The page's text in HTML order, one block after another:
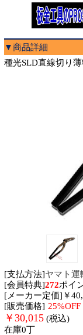
▼商品詳細
種光SLD直線切り
[支払方法]ヤマト運
[会員特典]272ポイ
[メーカー定価]￥
[販売価格] 25%OFF
￥ 30,015 (税込)
在庫0丁